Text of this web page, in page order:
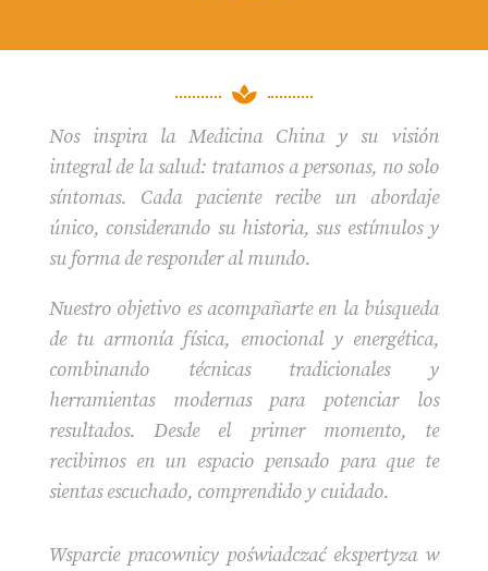

Nos inspira la Medicina China y su visión
integral de la salud: tratamos a personas, no solo
síntomas. Cada paciente recibe un abordaje
único, considerando su historia, sus estímulos y
su forma de responder al mundo.
Nuestro objetivo es acompañarte en la búsqueda
de tu armonía física, emocional y energética,
combinando técnicas tradicionales y
herramientas modernas para potenciar los
resultados. Desde el primer momento, te
recibimos en un espacio pensado para que te
sientas escuchado, comprendido y cuidado.
Wsparcie pracownicy poświadczać ekspertyza w